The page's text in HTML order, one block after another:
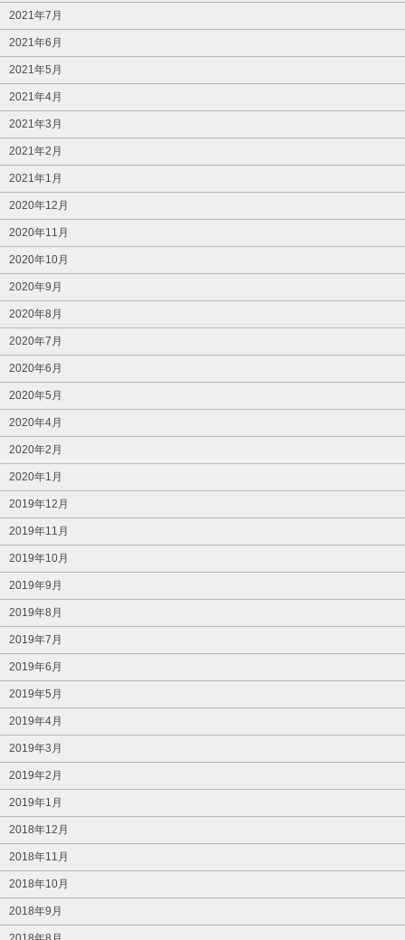
2021年7月
2021年6月
2021年5月
2021年4月
2021年3月
2021年2月
2021年1月
2020年12月
2020年11月
2020年10月
2020年9月
2020年8月
2020年7月
2020年6月
2020年5月
2020年4月
2020年2月
2020年1月
2019年12月
2019年11月
2019年10月
2019年9月
2019年8月
2019年7月
2019年6月
2019年5月
2019年4月
2019年3月
2019年2月
2019年1月
2018年12月
2018年11月
2018年10月
2018年9月